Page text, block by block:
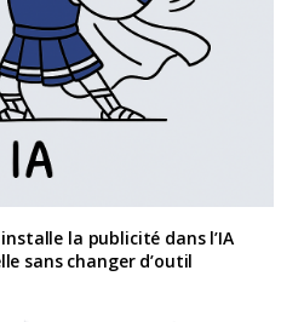
la publicité dans l’IA
sans changer d’outil